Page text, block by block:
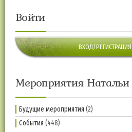
Войти
ВХОД/РЕГИСТРАЦИЯ
Мероприятия Натальи
Будущие мероприятия (2)
События (448)